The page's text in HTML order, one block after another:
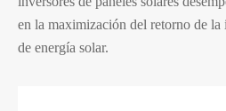
en la maximización del retorno de la
de energía solar.